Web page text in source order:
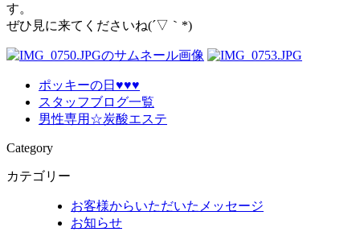
す。
ぜひ見に来てくださいね(´▽｀*)
ポッキーの日♥♥♥
スタッフブログ一覧
男性専用☆炭酸エステ
Category
カテゴリー
お客様からいただいたメッセージ
お知らせ